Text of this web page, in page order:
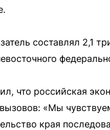
составлял 2,1
что российская
«Мы
края